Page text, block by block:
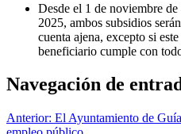
Desde el 1 de noviembre
2025, ambos subsidios
cuenta ajena, excepto si
beneficiario cumple con
Navegación de
Anterior: El Ayuntamiento de